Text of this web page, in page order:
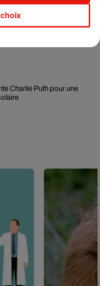
Charlie Puth pour une